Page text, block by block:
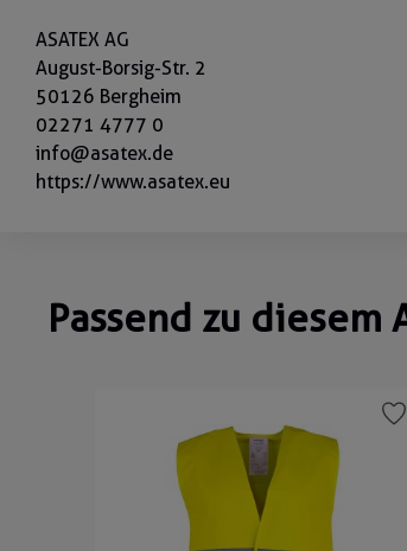
ASATEX AG
August-Borsig-Str. 2
50126 Bergheim
02271 4777 0
info@asatex.de
https://www.asatex.eu
Passend zu diesem